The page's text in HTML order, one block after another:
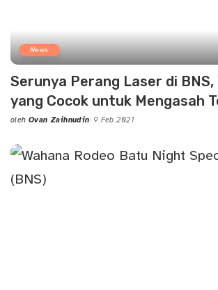
News
Serunya Perang Laser di BNS,
yang Cocok untuk Mengasah
Posted
oleh Ovan Zaihnudin 9 Feb 2021